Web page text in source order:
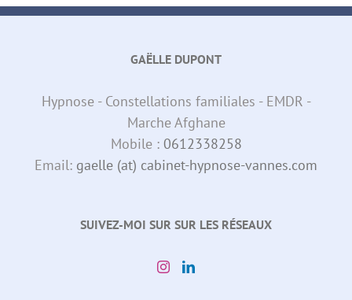
GAËLLE DUPONT
Hypnose - Constellations familiales - EMDR -
Marche Afghane
Mobile : 0612338258
Email: gaelle (at) cabinet-hypnose-vannes.com
SUIVEZ-MOI SUR SUR LES RÉSEAUX